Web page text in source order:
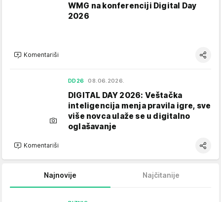
WMG na konferenciji Digital Day
2026
Komentariši
DD26 08.06.2026.
DIGITAL DAY 2026: Veštačka
inteligencija menja pravila igre, sve
više novca ulaže se u digitalno
oglašavanje
Komentariši
Najnovije Najčitanije